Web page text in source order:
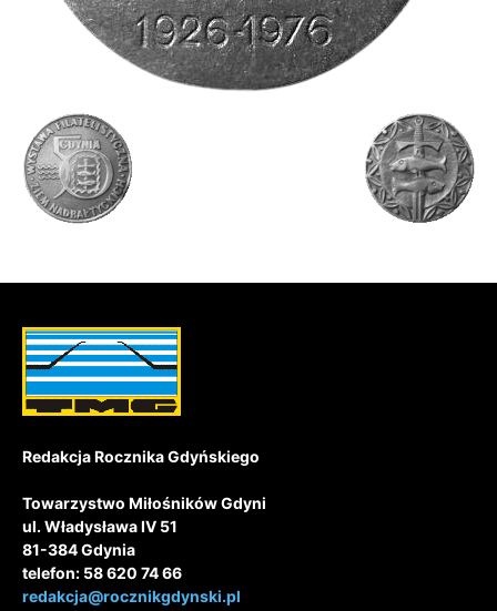
Redakcja Rocznika Gdyńskiego
Towarzystwo Miłośników Gdyni
ul. Władysława IV 51
81-384 Gdynia
telefon: 58 620 74 66
redakcja@rocznikgdynski.pl